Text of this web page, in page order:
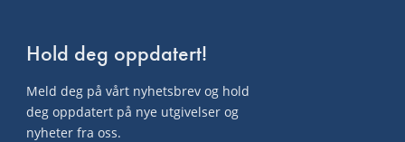
Hold deg oppdatert!
Meld deg på vårt nyhetsbrev og hold
deg oppdatert på nye utgivelser og
nyheter fra oss.